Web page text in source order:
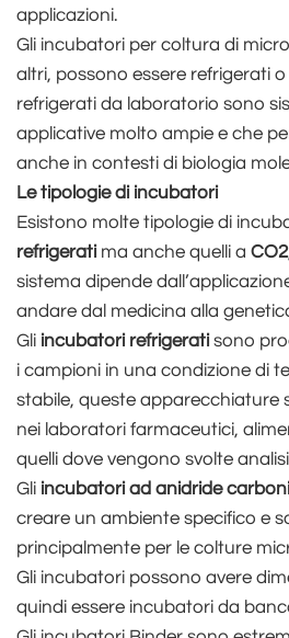
applicazioni.
Gli incubatori per coltura di
altri, possono essere refrigerati
refrigerati da laboratorio sono
applicative molto ampie e che
anche in contesti di biologia
Le tipologie di incubatori
Esistono molte tipologie di
refrigerati ma anche quelli a CO2
sistema dipende
andare dal medicina alla
Gli incubatori refrigerati sono
i campioni in una condizione di
stabile, queste apparecchiature
nei laboratori farmaceutici,
quelli dove vengono svolte
Gli incubatori ad anidride
creare un ambiente specifico e
principalmente per le colture
Gli incubatori possono avere
quindi essere incubatori da